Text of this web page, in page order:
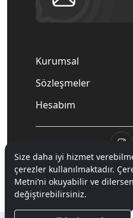
Kurumsal
Sözleşmeler
Hesabım
© 2020Mnpc.
Size daha iyi hizmet
çerezler kullanılmaktadır.
Metni’ni okuyabilir ve
değiştirebilirsiniz.